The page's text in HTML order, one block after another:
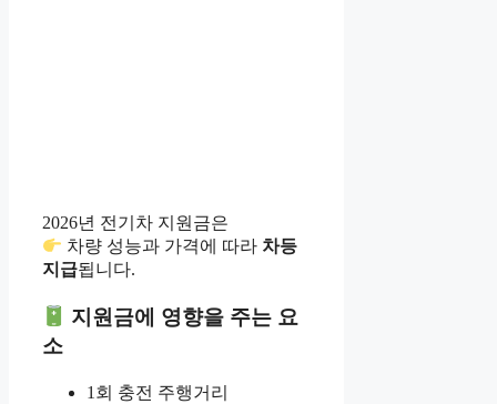
2026년 전기차 지원금은
차량 성능과 가격에 따라 차등
지급됩니다.
지원금에 영향을 주는 요
소
1회 충전 주행거리